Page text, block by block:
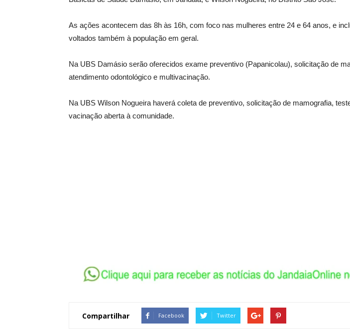
As ações acontecem das 8h às 16h, com foco nas mulheres entre 24 e 64 anos, e
voltados também à população em geral.
Na UBS Damásio serão oferecidos exame preventivo (Papanicolau), solicitação de
atendimento odontológico e multivacinação.
Na UBS Wilson Nogueira haverá coleta de preventivo, solicitação de mamografia,
vacinação aberta à comunidade.
Compartilhar Facebook Twitter